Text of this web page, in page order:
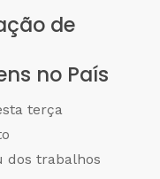
de
no País
terça
dos trabalhos